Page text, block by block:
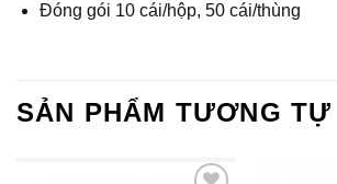
Đóng gói 10 cái/hộp, 50 cái/thùng
SẢN PHẨM TƯƠNG TỰ